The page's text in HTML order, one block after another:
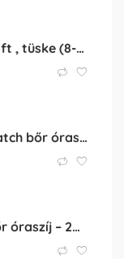
Óraszíjhoz rugós stift , tüske (8-25 mm)
Klasszikus Apple Watch bőr óraszíj
Bambusz mintás bőr óraszíj – 20mm